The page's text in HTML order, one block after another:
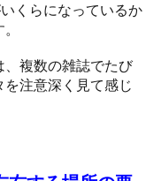
くらになっているか
、複数の雑誌でたび
注意深く見て感じ